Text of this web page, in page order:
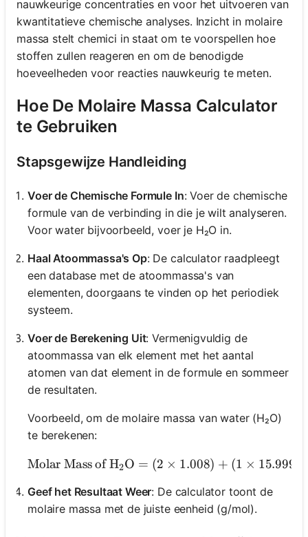
nauwkeurige concentraties en voor het uitvoeren van
kwantitatieve chemische analyses. Inzicht in molaire
massa stelt chemici in staat om te voorspellen hoe
stoffen zullen reageren en om de benodigde
hoeveelheden voor reacties nauwkeurig te meten.
Hoe De Molaire Massa Calculator
te Gebruiken
Stapsgewijze Handleiding
Voer de Chemische Formule In: Voer de chemische
formule van de verbinding in die je wilt analyseren.
Voor water bijvoorbeeld, voer je H₂O in.
Haal Atoommassa's Op: De calculator raadpleegt
een database met de atoommassa's van
elementen, doorgaans te vinden op het periodiek
systeem.
Voer de Berekening Uit: Vermenigvuldig de
atoommassa van elk element met het aantal
atomen van dat element in de formule en sommeer
de resultaten.
Voorbeeld, om de molaire massa van water (H₂O)
te berekenen:
\text{Molar
Molar Mass of H2O = (2 × 1.008) + (1 × 15.999
Geef het Resultaat Weer: De calculator toont de
molaire massa met de juiste eenheid (g/mol).